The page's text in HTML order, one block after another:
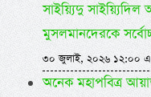
সাইয়্যিদু
মুসলমানদেরকে
৩০ জুলাই, ২০২৬ ১২:০০
অনেক মহাপবিত্র